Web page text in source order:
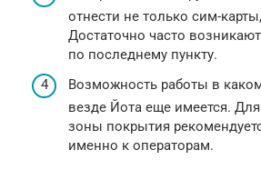
отнести не только сим-
Достаточно часто
по последнему пункту.
Возможность работы в
везде Йота еще имеется.
зоны покрытия
именно к операторам.